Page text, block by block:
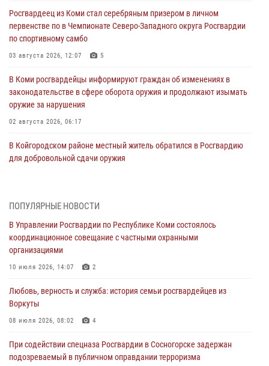
Росгвардеец из Коми стал серебряным призером в личном
первенстве по в Чемпионате Северо-Западного округа Росгвардии
по спортивному самбо
03 августа 2026, 12:07 5
В Коми росгвардейцы информируют граждан об изменениях в
законодательстве в сфере оборота оружия и продолжают изымать
оружие за нарушения
02 августа 2026, 06:17
В Койгородском районе местный житель обратился в Росгвардию
для добровольной сдачи оружия
Росгвардии по Республике Коми лично проверил ДОЛ «Орленок»
31 июля 2026, 06:57 8
В Усинске росгвардейцы оперативно отработали план «Квартал»
30 июля 2026, 13:53
В Санкт-Петербурге прошел окружной этап ежегодного
Всероссийского конкурса профессионального мастерства среди
сотрудников вневедомственной охраны Росгвардии
В Сыктывкаре росгвардейцы приняли участие в молебне в рамках
ПОПУЛЯРНЫЕ НОВОСТИ
В Управлении Росгвардии по Республике Коми состоялось
координационное совещание с частными охранными
организациями
10 июля 2026, 14:07 2
Любовь, верность и служба: история семьи росгвардейцев из
Воркуты
08 июля 2026, 08:02 4
При содействии спецназа Росгвардии в Сосногорске задержан
подозреваемый в публичном оправдании терроризма